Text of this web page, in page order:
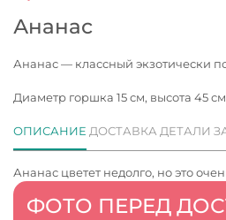
Ананас
Ананас — классный экзотически
Диаметр горшка 15 см, высота 45 см
ФОТО ПЕРЕД
ОПИСАНИЕ ДОСТАВКА ДЕТАЛИ
Ананас цветет недолго, но это